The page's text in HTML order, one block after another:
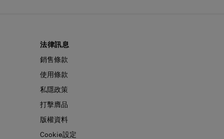
法律訊息
銷售條款
使用條款
私隱政策
打擊膺品
版權資料
Cookie設定